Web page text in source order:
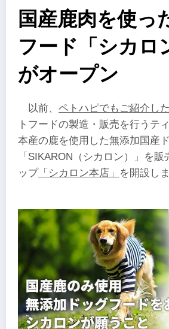
国産鹿肉を使っ
フード「シカロ
がオープン
以前、ペトハピでもご紹介し
トフードの製造・販売を行うテ
本産の鹿を使用した無添加国産
「SIKARON（シカロン）」を販
ップ 「シカロン本店」 を開設し